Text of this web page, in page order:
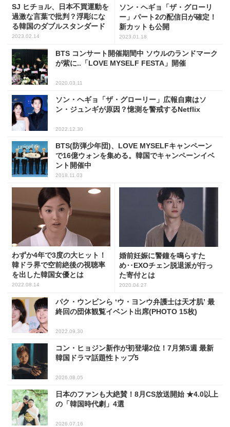
SJ ヒチョル、日本不買運動を
過激な言葉で批判？浮彫にな
る韓国のダブルスタンダード
2023.02.14
ソン・ヘギョ「ザ・グローリ
ー」パート2の配信日が確定！
新カットも公開
2023.01.18
BTS コンサート開催期間中 ソウルのランドマーク
が紫に..「LOVE MYSELF FESTA」開催
2020.03.11
ソン・ヘギョ「ザ・グローリー」広報自粛はソ
ン・ジュンギが原因？憶測を警戒するNetflix
2022.12.30
BTS(防弾少年団)、LOVE MYSELFキャンペーン
で16億ウォンを集める。韓国でキャンペーンイベ
ント開催中
2018.11.03
わずか4年で3度の大ヒット！
韓ドラ界で空前絶後の視聴率
を出した韓国女優とは
2022.08.14
婚前妊娠に警鐘を鳴らすた
め‥EXOチェン脱退派が行っ
た寄付とは
2020.04.27
パク・ウンビンら ‘ウ・ヨンウ弁護士は天才肌’ 最
終回の団体観覧イベント出席(PHOTO 15枚)
2022.09.30
コン・ヒョジン新作が初登場2位！7月第5週 最新
韓国ドラマ話題性トップ5
2026.08.05
日本のファンも大絶賛！8月CS放送開始 ★4.0以上
の「韓国時代劇」4選
2026.07.16